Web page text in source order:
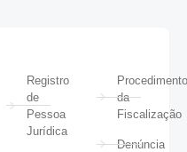
Registro
de
Pessoa
Jurídica
da
Fiscalização
Denúncia